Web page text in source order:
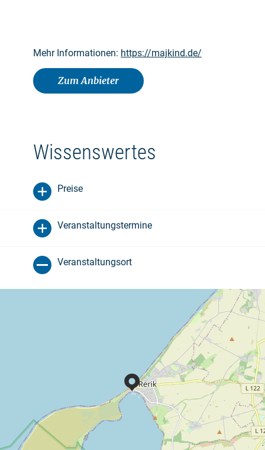
Mehr Informationen: https://majkind.de/
Zum Anbieter
Wissenswertes
Preise
Veranstaltungstermine
Veranstaltungsort